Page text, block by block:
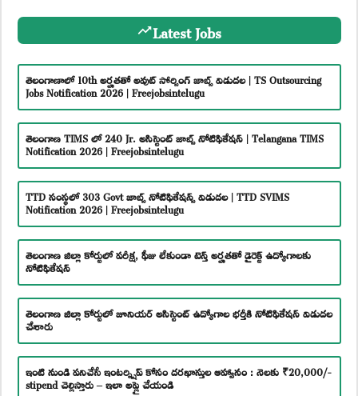
Latest Jobs
తెలంగాణాలో 10th అర్హతతో అవుట్ సోర్సింగ్ జాబ్స్ విడుదల | TS Outsourcing
Jobs Notification 2026 | Freejobsintelugu
తెలంగాణ TIMS లో 240 Jr. అసిస్టెంట్ జాబ్స్ నోటిఫికేషన్ | Telangana TIMS
Notification 2026 | Freejobsintelugu
TTD సంస్థలో 303 Govt జాబ్స్ నోటిఫికేషన్స్ విడుదల | TTD SVIMS
Notification 2026 | Freejobsintelugu
తెలంగాణ జిల్లా కోర్టులో పరీక్ష, ఫీజు లేకుండా టెన్త్ అర్హతతో డైరెక్ట్ ఉద్యోగాలకు
నోటిఫికేషన్
తెలంగాణ జిల్లా కోర్టులో జూనియర్ అసిస్టెంట్ ఉద్యోగాల భర్తీకి నోటిఫికేషన్ విడుదల
చేశారు
ఇంటి నుండి పనిచేసే ఇంటర్న్షిప్ కోసం దరఖాస్తుల ఆహ్వానం : నెలకు ₹20,000/-
stipend చెల్లిస్తారు – ఇలా అప్లై చేయండి